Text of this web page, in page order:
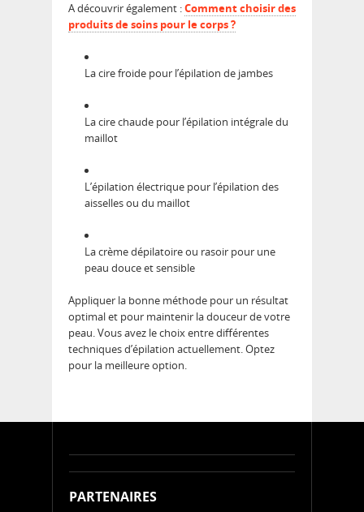
A découvrir également :Comment choisir des
produits de soins pour le corps ?
La cire froide pour l’épilation de jambes
La cire chaude pour l’épilation intégrale du
maillot
L’épilation électrique pour l’épilation des
aisselles ou du maillot
La crème dépilatoire ou rasoir pour une
peau douce et sensible
Appliquer la bonne méthode pour un résultat
optimal et pour maintenir la douceur de votre
peau. Vous avez le choix entre différentes
techniques d’épilation actuellement. Optez
pour la meilleure option.
PARTENAIRES